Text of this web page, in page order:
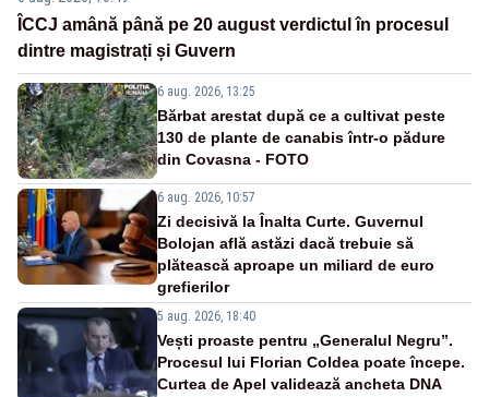
ÎCCJ amână până pe 20 august verdictul în procesul
dintre magistrați și Guvern
6 aug. 2026, 13:25
Bărbat arestat după ce a cultivat peste
130 de plante de canabis într-o pădure
din Covasna - FOTO
6 aug. 2026, 10:57
Zi decisivă la Înalta Curte. Guvernul
Bolojan află astăzi dacă trebuie să
plătească aproape un miliard de euro
grefierilor
5 aug. 2026, 18:40
Vești proaste pentru „Generalul Negru”.
Procesul lui Florian Coldea poate începe.
Curtea de Apel validează ancheta DNA